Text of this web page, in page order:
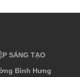
SÁNG TẠO
Bình Hưng